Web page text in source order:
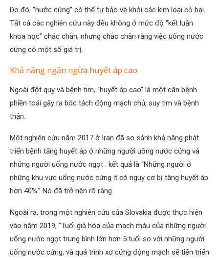
Do đó, “nước cứng” có thể tự bảo vệ khỏi các kim loại có hại.
Tất cả các nghiên cứu này đều không ở mức độ “kết luận
khoa học” chắc chắn, nhưng chắc chắn rằng việc uống nước
cứng có một số giá trị.
Khả năng ngăn ngừa huyết áp cao
Ngoài đột quỵ và bệnh tim, “huyết áp cao” là một căn bệnh
phiền toái gây ra bóc tách động mạch chủ, suy tim và bệnh
thận.
Một nghiên cứu năm 2017 ở Iran đã so sánh khả năng phát
triển bệnh tăng huyết áp ở những người uống nước cứng và
những người uống nước ngọt . kết quả là “Những người ở
những khu vực uống nước cứng ít có nguy cơ bị tăng huyết áp
hơn 40%.” Nó đã trở nên rõ ràng.
Ngoài ra, trong một nghiên cứu của Slovakia được thực hiện
vào năm 2019, “Tuổi già hóa của mạch máu của những người
uống nước ngọt trung bình lớn hơn 5 tuổi so với những người
uống nước cứng, và quá trình xơ cứng động mạch sẽ tiến triển